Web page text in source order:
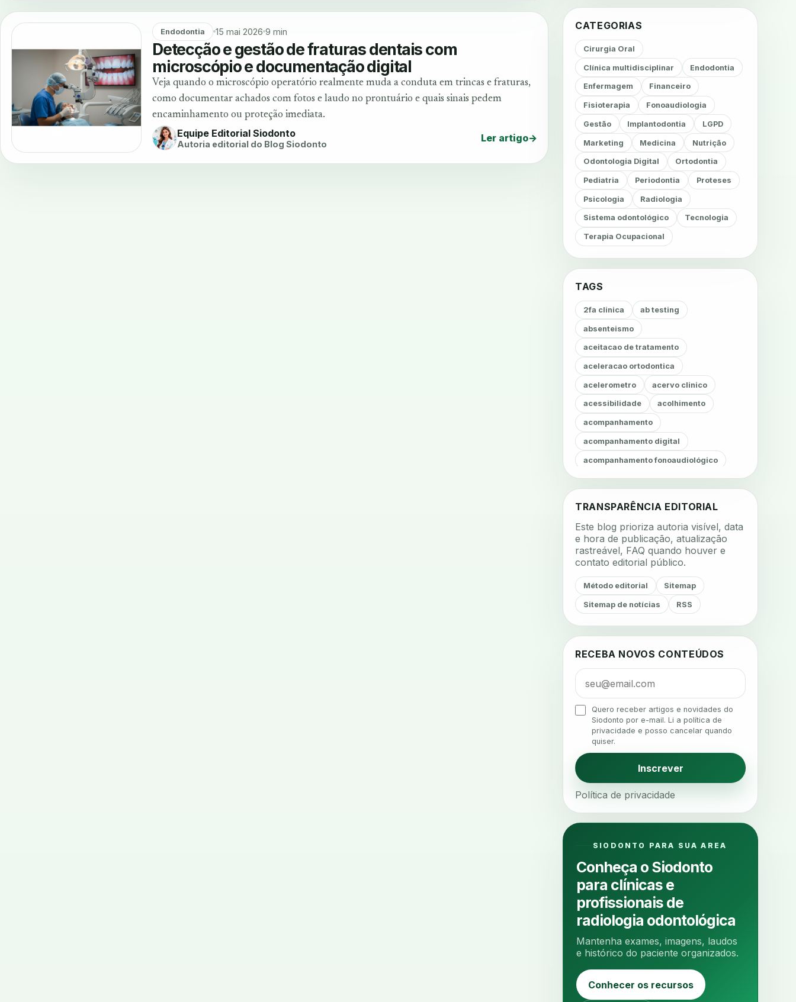
Endodontia 15 mai 2026 9 min
Detecção e gestão de fraturas dentais com
microscópio e documentação digital
Veja quando o microscópio operatório realmente muda a conduta em trincas e fraturas,
como documentar achados com fotos e laudo no prontuário e quais sinais pedem
encaminhamento ou proteção imediata.
Equipe Editorial Siodonto
Autoria editorial do Blog Siodonto Ler artigo→
CATEGORIAS
Cirurgia Oral
Clínica multidisciplinar Endodontia
Enfermagem Financeiro
Fisioterapia Fonoaudiologia
Gestão Implantodontia LGPD
Marketing Medicina Nutrição
Odontologia Digital Ortodontia
Pediatria Periodontia Proteses
Psicologia Radiologia
Sistema odontológico Tecnologia
Terapia Ocupacional
TAGS
2fa clinica ab testing
absenteismo
aceitacao de tratamento
aceleracao ortodontica
acelerometro acervo clinico
acessibilidade acolhimento
acompanhamento
acompanhamento digital
acompanhamento fonoaudiológico
acompanhamento nutricional
acustica acustica clinica
adesao adesao ao tratamento
adesao odontologica
adesao tratamento
agenda inteligente
agenda odontologica
agendamento
agendamento digital
agendamento inteligente
ajuste oclusal ajuste protetico
ambiente clinico ampliacao
analgesia analgesia digital
analise 3d
analise elementos finitos
analise facial analise funcional
anamnese digital
TRANSPARÊNCIA EDITORIAL
Este blog prioriza autoria visível, data
e hora de publicação, atualização
rastreável, FAQ quando houver e
contato editorial público.
Método editorial Sitemap
Sitemap de notícias RSS
RECEBA NOVOS CONTEÚDOS
Quero receber artigos e novidades do
Siodonto por e-mail. Li a política de
privacidade e posso cancelar quando
quiser.
Inscrever
Política de privacidade
SIODONTO PARA SUA AREA
Conheça o Siodonto
para clínicas e
profissionais de
radiologia odontológica
Mantenha exames, imagens, laudos
e histórico do paciente organizados.
Conhecer os recursos